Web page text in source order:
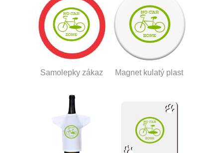
Samolepky zákaz Magnet kulatý plast